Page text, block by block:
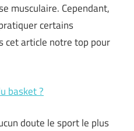
musculaire. Cependant,
certains
cet article notre top pour
basket ?
doute le sport le plus